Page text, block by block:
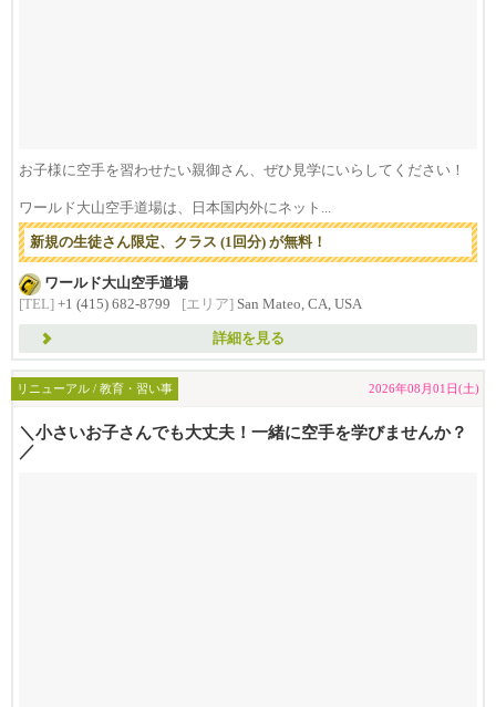
お子様に空手を習わせたい親御さん、ぜひ見学にいらしてください！
ワールド大山空手道場は、日本国内外にネット...
新規の生徒さん限定、クラス (1回分) が無料！
ワールド大山空手道場
[TEL] +1 (415) 682-8799 [エリア] San Mateo, CA, USA
詳細を見る
リニューアル / 教育・習い事 2026年08月01日(土)
＼小さいお子さんでも大丈夫！一緒に空手を学びませんか？
／